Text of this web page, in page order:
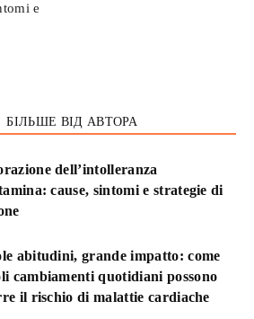
e
БІЛЬШЕ ВІД АВТОРА
dell’intolleranza
cause, sintomi e strategie di
abitudini, grande impatto: come
cambiamenti quotidiani possono
il rischio di malattie cardiache